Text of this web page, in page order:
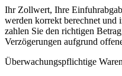
Ihr Zollwert, Ihre
werden korrekt berechnet und
zahlen Sie den richtigen
Verzögerungen aufgrund
Überwachungspflichtige Waren